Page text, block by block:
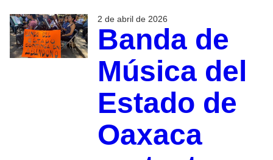
2 de abril de 2026
Banda de
Música del
Estado de
Oaxaca